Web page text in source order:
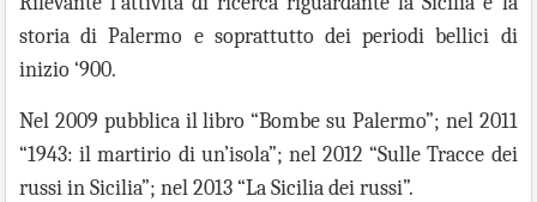
storia di Palermo e soprattutto dei periodi bellici di
inizio ‘900.
Nel 2009 pubblica il libro “Bombe su Palermo”; nel 2011
“1943: il martirio di un’isola”; nel 2012 “Sulle Tracce dei
russi in Sicilia”; nel 2013 “La Sicilia dei russi”.